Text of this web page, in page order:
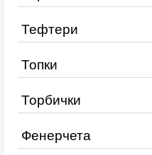
Тефтери
Топки
Торбички
Фенерчета